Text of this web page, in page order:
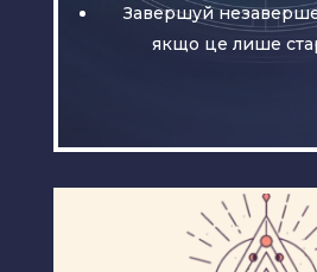
Завершуй
якщо це лише